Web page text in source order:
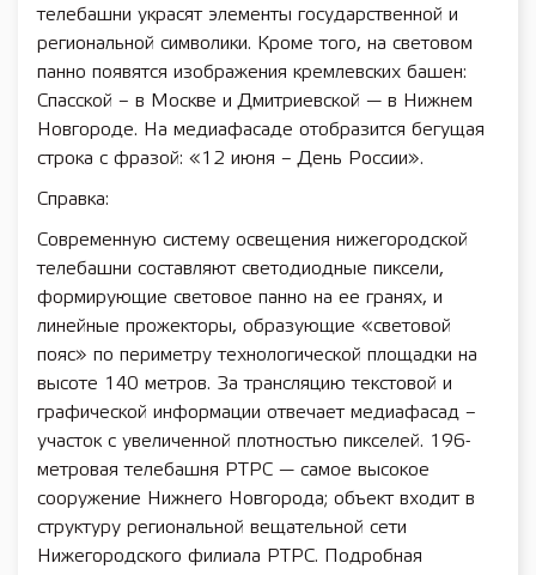
телебашни украсят элементы государственной и
региональной символики. Кроме того, на световом
панно появятся изображения кремлевских башен:
Спасской – в Москве и Дмитриевской — в Нижнем
Новгороде. На медиафасаде отобразится бегущая
строка с фразой: «12 июня – День России».
Справка:
Современную систему освещения нижегородской
телебашни составляют светодиодные пиксели,
формирующие световое панно на ее гранях, и
линейные прожекторы, образующие «световой
пояс» по периметру технологической площадки на
высоте 140 метров. За трансляцию текстовой и
графической информации отвечает медиафасад –
участок с увеличенной плотностью пикселей. 196-
метровая телебашня РТРС — самое высокое
сооружение Нижнего Новгорода; объект входит в
структуру региональной вещательной сети
Нижегородского филиала РТРС. Подробная